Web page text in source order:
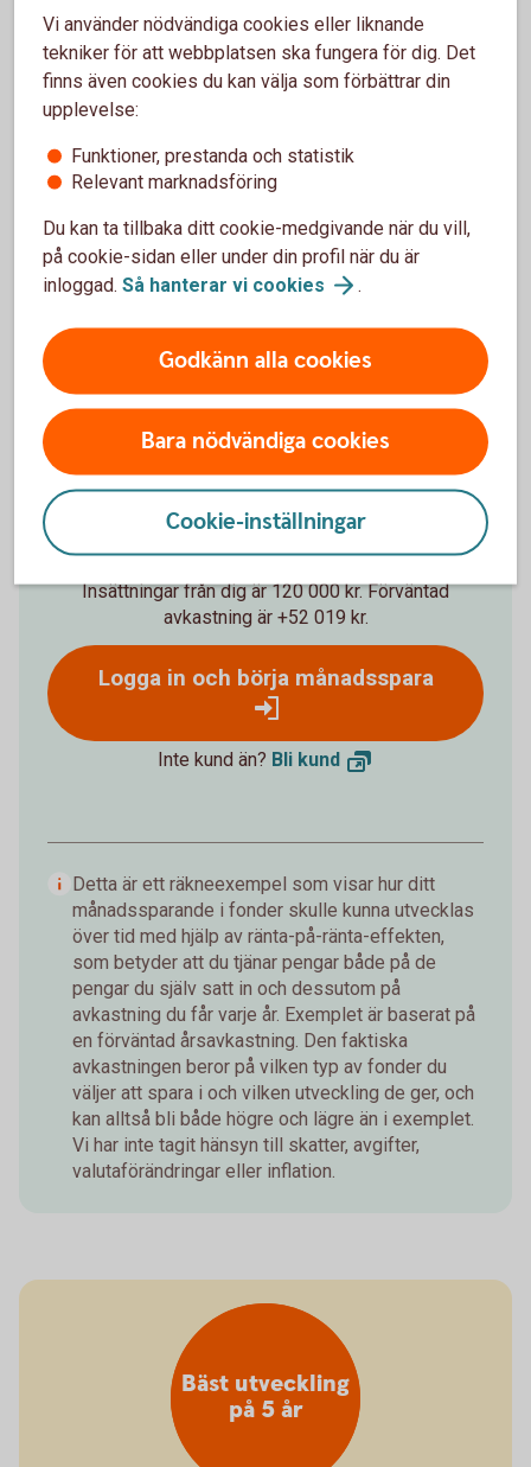
1 år
0 kr 2 000 000 kr
0 % 15 %
Förväntat sparbelopp om 10 år
172 019 kr
Insättningar från dig är 120 000 kr.Förväntad
avkastning är +52 019 kr.
Logga in och börja månadsspara
Inte kund än? Bli kund
Detta är ett räkneexempel som visar hur ditt
månadssparande i fonder skulle kunna utvecklas
över tid med hjälp av ränta-på-ränta-effekten,
som betyder att du tjänar pengar både på de
pengar du själv satt in och dessutom på
avkastning du får varje år. Exemplet är baserat på
en förväntad årsavkastning. Den faktiska
avkastningen beror på vilken typ av fonder du
väljer att spara i och vilken utveckling de ger, och
kan alltså bli både högre och lägre än i exemplet.
Vi har inte tagit hänsyn till skatter, avgifter,
valutaförändringar eller inflation.
Bäst utveckling
på 5 år
Vi använder nödvändiga cookies eller liknande
tekniker för att webbplatsen ska fungera för dig. Det
finns även cookies du kan välja som förbättrar din
upplevelse:
Funktioner, prestanda och statistik
Relevant marknadsföring
Du kan ta tillbaka ditt cookie-medgivande när du vill,
på cookie-sidan eller under din profil när du är
inloggad. Så hanterar vi cookies .
Godkänn alla cookies
Bara nödvändiga cookies
Cookie-inställningar